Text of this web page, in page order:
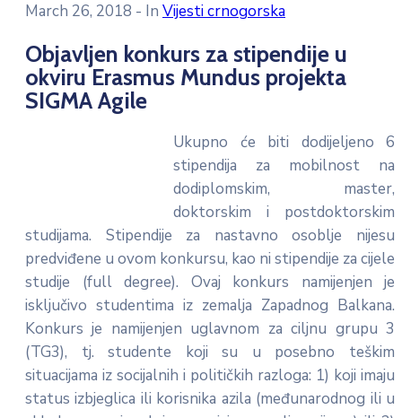
March 26, 2018 - In Vijesti crnogorska
Objavljen konkurs za stipendije u
okviru Erasmus Mundus projekta
SIGMA Agile
Ukupno će biti dodijeljeno 6
stipendija za mobilnost na
dodiplomskim, master,
doktorskim i postdoktorskim
studijama. Stipendije za nastavno osoblje nijesu
predviđene u ovom konkursu, kao ni stipendije za cijele
studije (full degree). Ovaj konkurs namijenjen je
isključivo studentima iz zemalja Zapadnog Balkana.
Konkurs je namijenjen uglavnom za ciljnu grupu 3
(TG3), tj. studente koji su u posebno teškim
situacijama iz socijalnih i političkih razloga: 1) koji imaju
status izbjeglica ili korisnika azila (međunarodnog ili u